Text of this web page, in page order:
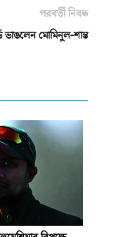
পরবর্তী নিবন্ধ
মোমিনুল-শান্ত